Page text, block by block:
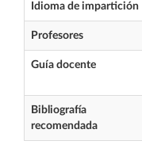
Idioma de impartición
Profesores
Guía docente
Bibliografía
recomendada